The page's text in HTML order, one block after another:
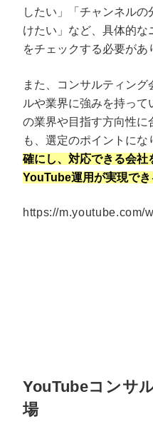
したい」「チャンネル
けたい」など、具体的
をチェックする必要があ
また、コンサルティン
ルや業界に強みを持っ
の業界や目指す方向性に
も、選定のポイントにな
確にし、対応できる会社
YouTube運用が実現でき
https://m.youtube.com/
YouTubeコンサ
場